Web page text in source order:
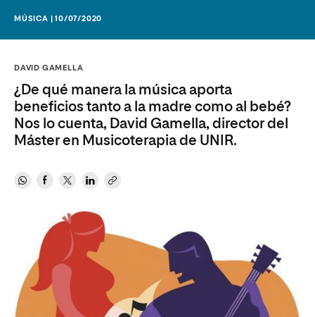
MÚSICA | 10/07/2020
DAVID GAMELLA
¿De qué manera la música aporta
beneficios tanto a la madre como al bebé?
Nos lo cuenta, David Gamella, director del
Máster en Musicoterapia de UNIR.